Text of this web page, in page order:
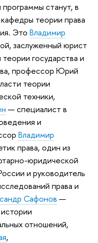
станут, в
теории права
Это Владимир
заслуженный юрист
государства и
профессор Юрий
теории
техники,
— специалист в
и
Владимир
права, один из
юридической
и руководитель
права и
Сафонов —
отношений,
,